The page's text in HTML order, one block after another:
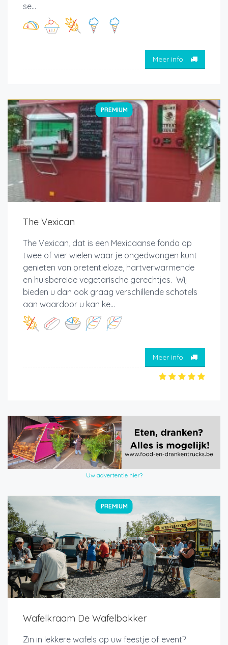
se...
Meer info
PREMIUM
The Vexican
The Vexican, dat is een Mexicaanse fonda op
twee of vier wielen waar je ongedwongen kunt
genieten van pretentieloze, hartverwarmende
en huisbereide vegetarische gerechtjes. Wij
bieden u dan ook graag verschillende schotels
aan waardoor u kan ke...
Meer info
Uw advertentie hier?
PREMIUM
Wafelkraam De Wafelbakker
Zin in lekkere wafels op uw feestje of event?